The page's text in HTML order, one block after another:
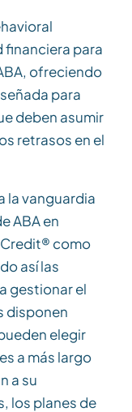
financiera para
ofreciendo
para
deben asumir
retrasos en el
la vanguardia
ABA en
como
así las
gestionar el
disponen
elegir
a más largo
a su
los planes de